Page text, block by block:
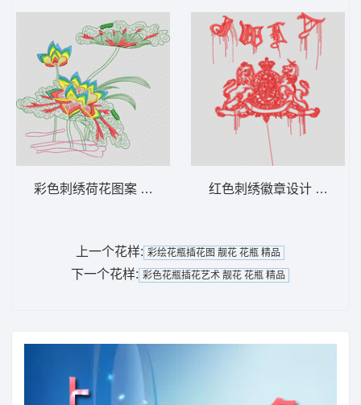
彩色刺绣荷花图案 荷花 红色刺绣徽章设计 狮标
上一个花样: 彩绘花瓶插花图 靓花 花瓶 精品
下一个花样: 彩色花瓶插花艺术 靓花 花瓶 精品